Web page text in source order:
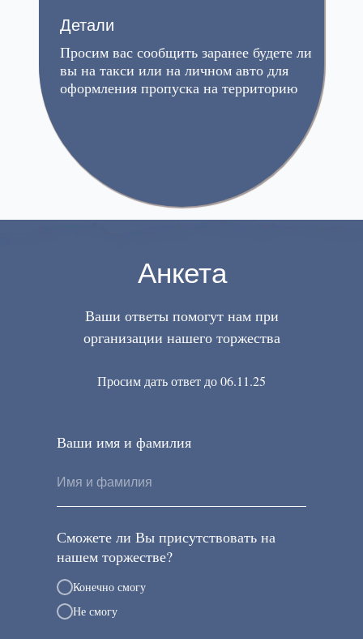
Просим вас сообщить заранее будете ли
вы на такси или на личном авто для
оформления пропуска на территорию
Детали
Анкета
Ваши ответы помогут нам при
организации нашего торжества
Просим дать ответ до 06.11.25
Ваши имя и фамилия
Сможете ли Вы присутствовать на
нашем торжестве?
Конечно смогу
Не смогу